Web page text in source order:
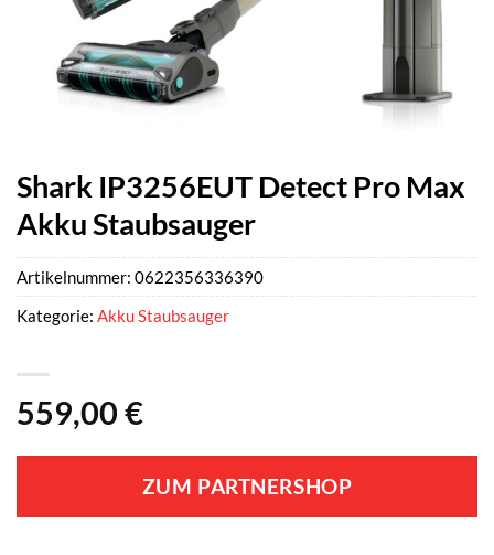
Shark IP3256EUT Detect Pro Max
Akku Staubsauger
559,00 €
ZUM PARTNERSHOP
Artikelnummer: 0622356336390
Kategorie: Akku Staubsauger